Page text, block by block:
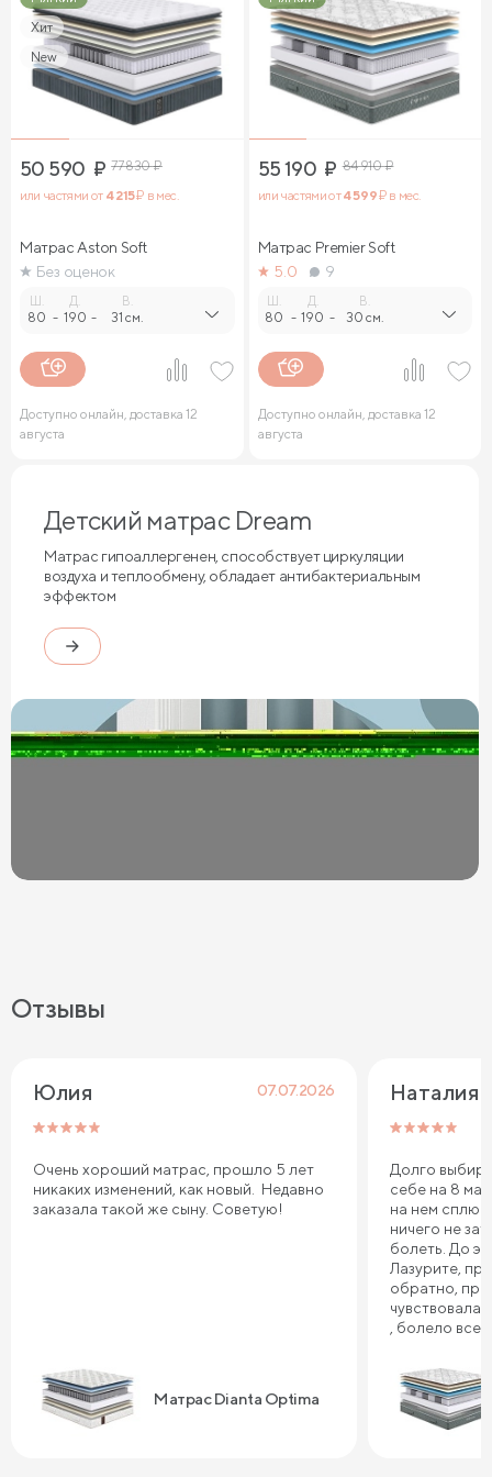
Хит
New
50 590 ₽ 77 830₽
или частями от 4 215₽ в мес.
Матрас Aston Soft
Без оценок
80 -
Д.
190 -
В.
31 см.
Доступно онлайн, доставка 12
августа
55 190 ₽ 84 910₽
или частями от4 599₽ в мес.
Матрас Premier Soft
5.0
9
80 -
Д.
190 -
В.
30 см.
Доступно онлайн, доставка 12
августа
Детский матрас Dream
Матрас гипоаллергенен, способствует циркуляции
воздуха и теплообмену, обладает антибактериальным
эффектом
Отзывы
Юлия 07.07.2026
Очень хороший матрас, прошло 5 лет
никаких изменений, как новый. Недавно
заказала такой же сыну. Советую!
Матрас Dianta Optima
Наталия
Долго
себе на 8
на нем сплю.
ничего не
болеть. До
Лазурите,
обратно,
чувствовала
, болело все
Сонум к
дня .